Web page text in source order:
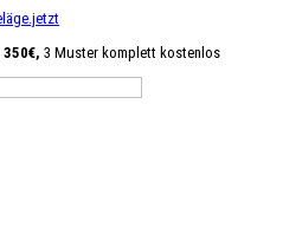
350€, 3 Muster komplett kostenlos